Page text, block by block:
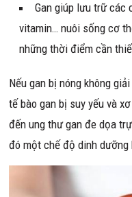
Gan giúp lưu trữ các
vitamin… nuôi sống cơ
những thời điểm cần
Nếu gan bị nóng không
tế bào gan bị suy yếu và
đến ung thư gan đe dọa
đó một chế độ dinh